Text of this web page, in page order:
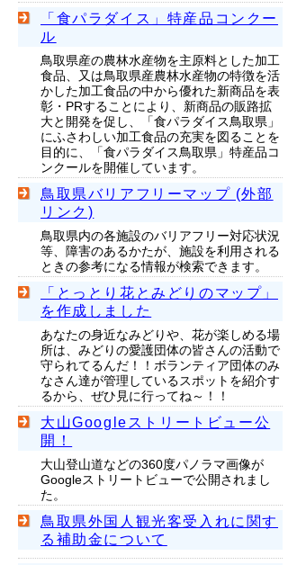
「食パラダイス」特産品コンクー
ル
鳥取県産の農林水産物を主原料とした加工
食品、又は鳥取県産農林水産物の特徴を活
かした加工食品の中から優れた新商品を表
彰・PRすることにより、新商品の販路拡
大と開発を促し、「食パラダイス鳥取県」
にふさわしい加工食品の充実を図ることを
目的に、「食パラダイス鳥取県」特産品コ
ンクールを開催しています。
鳥取県バリアフリーマップ (外部
リンク)
鳥取県内の各施設のバリアフリー対応状況
等、障害のあるかたが、施設を利用される
ときの参考になる情報が検索できます。
「とっとり花とみどりのマップ」
を作成しました
あなたの身近なみどりや、花が楽しめる場
所は、みどりの愛護団体の皆さんの活動で
守られてるんだ！！ボランティア団体のみ
なさん達が管理しているスポットを紹介す
るから、ぜひ見に行ってね～！！
大山Googleストリートビュー公
開！
大山登山道などの360度パノラマ画像が
Googleストリートビューで公開されまし
た。
鳥取県外国人観光客受入れに関す
る補助金について